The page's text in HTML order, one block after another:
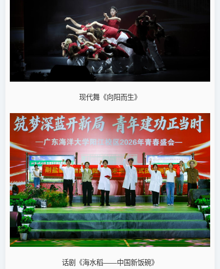
现代舞《向阳而生》
话剧《海水稻——中国新饭碗》